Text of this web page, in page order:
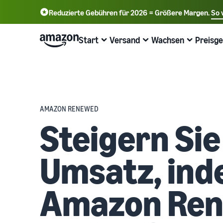
Reduzierte Gebühren für 2026 = Größere Margen.So
中文 - CN English - GB Deutsch - DE
Start
Verkaufstarif wählen
Verkäuferkonto erstellen
Schritte zum Erstellen eines Verkäuferkontos
überprüfen
Produktangebote erstellen
Produktangebote erstellen oder übernehmen
Versand
Lagern Sie Versand Retouren und Kundenservice aus
Aufträge aus Ihrem eigenen Lager abwickeln
Profitieren Sie von schnelleren, günstigeren und
präziseren Lieferungen
Neue Produkte einführen
Erhalten Sie 10% Rabatt auf Verkäufe und kostenlose
Lagerung mit FBA
Wachsen
Werben Sie im und außerhalb des Amazon Stores
B2B-Verkauf
Verbinden Sie sich mit Geschäftskunden
Global verkaufen
Verkaufen Sie an Amazon-Kunden weltweit
Erhalten Sie personalisierte Empfehlungen
Wie Ihr Marketplace-Berater Sie beim Wachstum auf
Preisübersicht
Verkaufstarife vergleichen
Verkaufstarife vergleichen und auswählen
Verkaufsgebühren
Verkaufsgebühren im Überblick
Versandgebühren
Online-Handel Blog
Seller University
Trainings- und Lernressourcen, die Unternehmen dabei
helfen, bei Amazon erfolgreich zu sein
Erfolgsgeschichten von Verkäufern
Sind Sie bereit, Ihre Erfolgsgeschichte zu starten?
AMAZON RENEWED
Steigern
Umsatz,
Amazon